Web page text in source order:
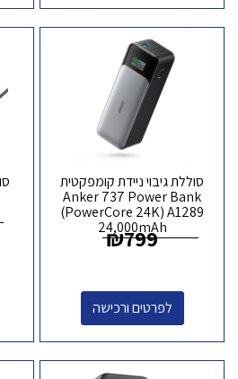
סוללת גיבוי ניידת קומפקטית
Anker 737 Power Bank
(PowerCore 24K) A1289
24,000mAh
₪799
לפרטים ורכישה